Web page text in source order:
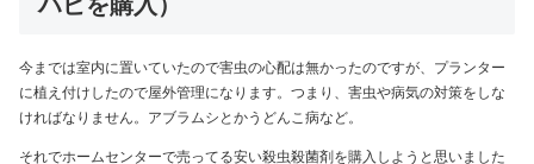
今までは室内に置いていたので害虫の心配は無かったのですが、プランター
に植え付けしたので屋外管理になります。つまり、害虫や病気の対策をしな
ければなりません。アブラムシとかうどんこ病など。
それでホームセンターで売ってる安い殺虫殺菌剤を購入しようと思いました